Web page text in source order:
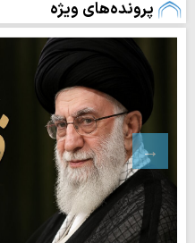
پرونده‌های ویژه